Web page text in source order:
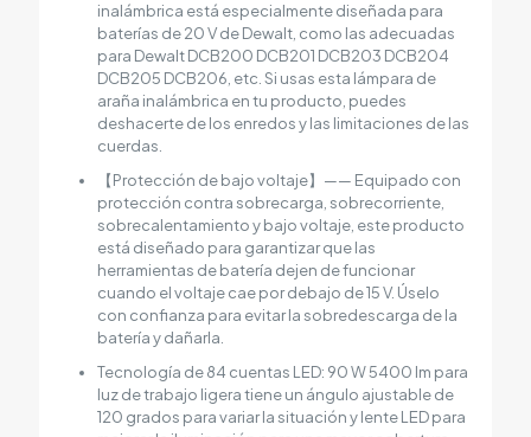
inalámbrica está especialmente diseñada para
baterías de 20 V de Dewalt, como las adecuadas
para Dewalt DCB200 DCB201 DCB203 DCB204
DCB205 DCB206, etc. Si usas esta lámpara de
araña inalámbrica en tu producto, puedes
deshacerte de los enredos y las limitaciones de las
cuerdas.
【Protección de bajo voltaje】—— Equipado con
protección contra sobrecarga, sobrecorriente,
sobrecalentamiento y bajo voltaje, este producto
está diseñado para garantizar que las
herramientas de batería dejen de funcionar
cuando el voltaje cae por debajo de 15 V. Úselo
con confianza para evitar la sobredescarga de la
batería y dañarla.
Tecnología de 84 cuentas LED: 90 W 5400 lm para
luz de trabajo ligera tiene un ángulo ajustable de
120 grados para variar la situación y lente LED para